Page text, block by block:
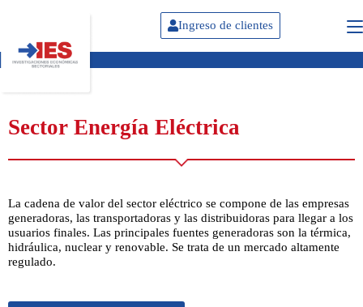
Ingreso de clientes
Sector Energía Eléctrica
La cadena de valor del sector eléctrico se compone de las empresas
generadoras, las transportadoras y las distribuidoras para llegar a los
usuarios finales. Las principales fuentes generadoras son la térmica,
hidráulica, nuclear y renovable. Se trata de un mercado altamente
regulado.